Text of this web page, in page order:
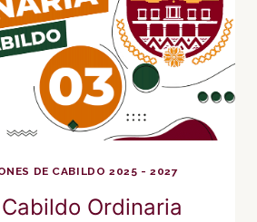
DE CABILDO 2025 - 2027
Ordinaria